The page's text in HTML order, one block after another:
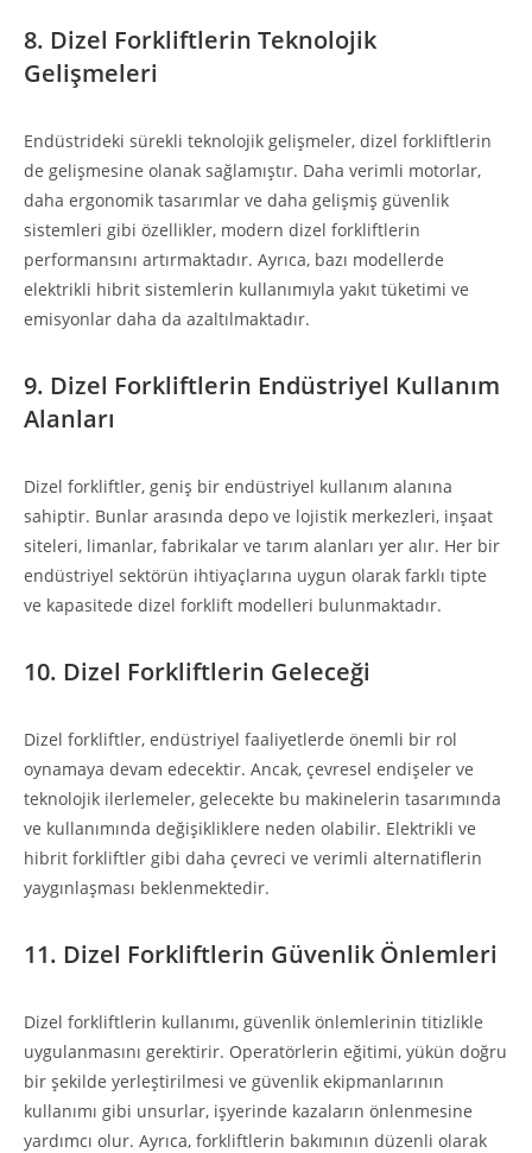
8. Dizel Forkliftlerin Teknolojik
Gelişmeleri
Endüstrideki sürekli teknolojik gelişmeler, dizel forkliftlerin
de gelişmesine olanak sağlamıştır. Daha verimli motorlar,
daha ergonomik tasarımlar ve daha gelişmiş güvenlik
sistemleri gibi özellikler, modern dizel forkliftlerin
performansını artırmaktadır. Ayrıca, bazı modellerde
elektrikli hibrit sistemlerin kullanımıyla yakıt tüketimi ve
emisyonlar daha da azaltılmaktadır.
9. Dizel Forkliftlerin Endüstriyel Kullanım
Alanları
Dizel forkliftler, geniş bir endüstriyel kullanım alanına
sahiptir. Bunlar arasında depo ve lojistik merkezleri, inşaat
siteleri, limanlar, fabrikalar ve tarım alanları yer alır. Her bir
endüstriyel sektörün ihtiyaçlarına uygun olarak farklı tipte
ve kapasitede dizel forklift modelleri bulunmaktadır.
10. Dizel Forkliftlerin Geleceği
Dizel forkliftler, endüstriyel faaliyetlerde önemli bir rol
oynamaya devam edecektir. Ancak, çevresel endişeler ve
teknolojik ilerlemeler, gelecekte bu makinelerin tasarımında
ve kullanımında değişikliklere neden olabilir. Elektrikli ve
hibrit forkliftler gibi daha çevreci ve verimli alternatiflerin
yaygınlaşması beklenmektedir.
11. Dizel Forkliftlerin Güvenlik Önlemleri
Dizel forkliftlerin kullanımı, güvenlik önlemlerinin titizlikle
uygulanmasını gerektirir. Operatörlerin eğitimi, yükün doğru
bir şekilde yerleştirilmesi ve güvenlik ekipmanlarının
kullanımı gibi unsurlar, işyerinde kazaların önlenmesine
yardımcı olur. Ayrıca, forkliftlerin bakımının düzenli olarak